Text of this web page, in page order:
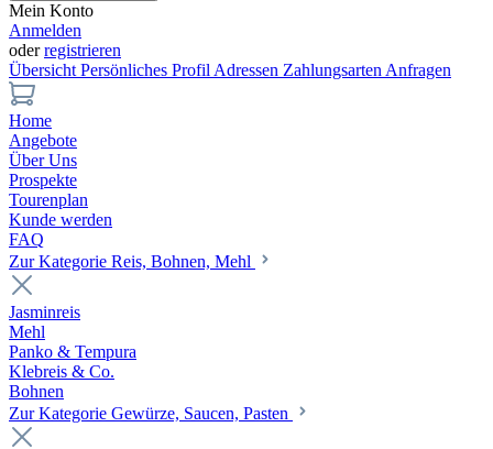
Mein Konto
Anmelden
oderregistrieren
Übersicht Persönliches Profil Adressen Zahlungsarten Anfragen
Home
Angebote
Über Uns
Prospekte
Tourenplan
Kunde werden
FAQ
Zur Kategorie Reis, Bohnen, Mehl
Jasminreis
Mehl
Panko & Tempura
Klebreis & Co.
Bohnen
Zur Kategorie Gewürze, Saucen, Pasten